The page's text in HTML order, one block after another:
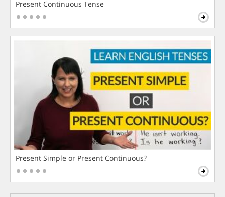
Present Continuous Tense
Present Simple or Present Continuous?